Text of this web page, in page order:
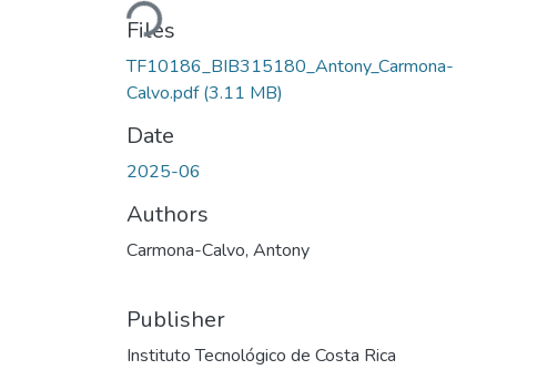
Loading...
Files
TF10186_BIB315180_Antony_Carmona-
Calvo.pdf(3.11 MB)
Date
2025-06
Authors
Carmona-Calvo, Antony
Publisher
Instituto Tecnológico de Costa Rica